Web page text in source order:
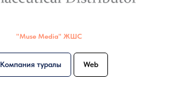
"Muse Media" ЖШС
Компания туралы Web